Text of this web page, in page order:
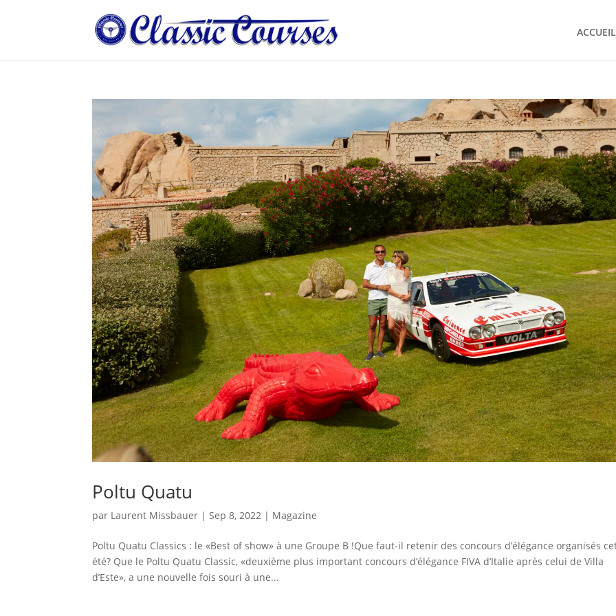
ACCUEIL
Poltu Quatu
par Laurent Missbauer |Sep 8, 2022 | Magazine
Poltu Quatu Classics : le «Best of show» à une Groupe B !Que faut-il retenir des concours d’élégance organisés
été? Que le Poltu Quatu Classic, «deuxième plus important concours d’élégance FIVA d’Italie après celui de Villa
d’Este», a une nouvelle fois souri à une...